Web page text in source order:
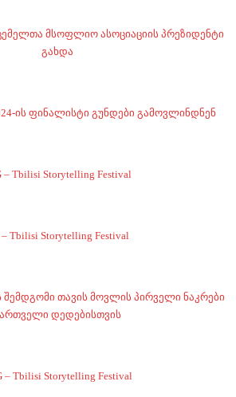
მსოფლიო ასოციაციის პრეზიდენტი
გახდა
ის ფინალისტი გუნდები გამოვლინდნენ
– Tbilisi Storytelling Festival
– Tbilisi Storytelling Festival
შემდგომი თავის მოვლის პირველი ნაკრები
დედებისთვის
– Tbilisi Storytelling Festival